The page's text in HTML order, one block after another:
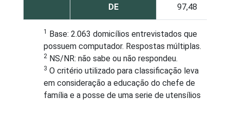
DE 97,48
1 Base: 2.063 domicílios entrevistados que
possuem computador. Respostas múltiplas.
2 NS/NR: não sabe ou não respondeu.
3 O critério utilizado para classificação leva
em consideração a educação do chefe de
família e a posse de uma serie de utensílios